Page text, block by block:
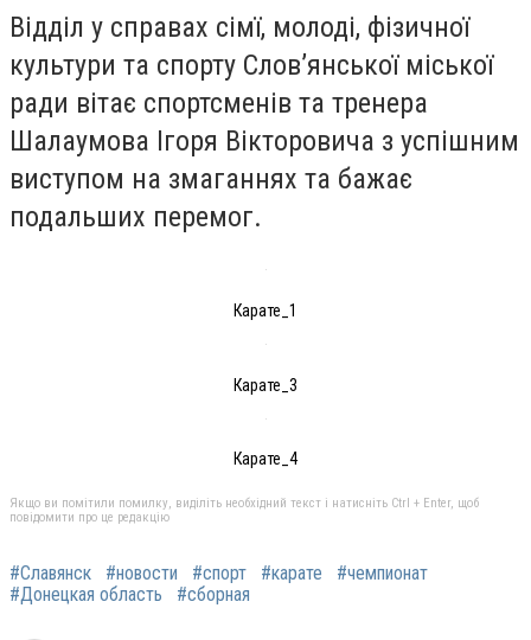
Відділ у справах сімї, молоді, фізичної
культури та спорту Слов’янської міської
ради вітає спортсменів та тренера
Шалаумова Ігоря Вікторовича з успішним
виступом на змаганнях та бажає
подальших перемог.
Карате_1
Карате_3
Карате_4
Якщо ви помітили помилку, виділіть необхідний текст і натисніть Ctrl + Enter, щоб
повідомити про це редакцію
#Славянск #новости #спорт #карате
#чемпионат
#Донецкая область
#сборная